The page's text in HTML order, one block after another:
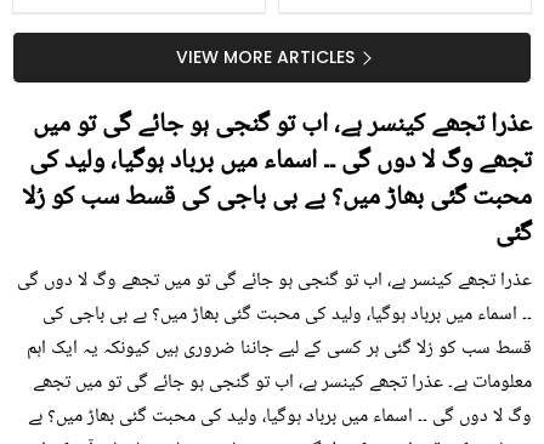
کیوں کھانا چاہیے؟
سستا اور قدرتی حلVIEW MORE ARTICLES
عذرا تجھے کینسر ہے، اب تو گنجی ہو جائے گی تو میں
تجھے وگ لا دوں گی ۔۔ اسماء میں برباد ہوگیا، ولید کی
محبت گئی بھاڑ میں؟ بے بی باجی کی قسط سب کو رُلا
گئی
عذرا تجھے کینسر ہے، اب تو گنجی ہو جائے گی تو میں تجھے وگ لا دوں گی
۔۔ اسماء میں برباد ہوگیا، ولید کی محبت گئی بھاڑ میں؟ بے بی باجی کی
قسط سب کو رُلا گئی ہر کسی کے لیے جاننا ضروری ہیں کیونکہ یہ ایک اہم
معلومات ہے۔ عذرا تجھے کینسر ہے، اب تو گنجی ہو جائے گی تو میں تجھے
وگ لا دوں گی ۔۔ اسماء میں برباد ہوگیا، ولید کی محبت گئی بھاڑ میں؟ بے